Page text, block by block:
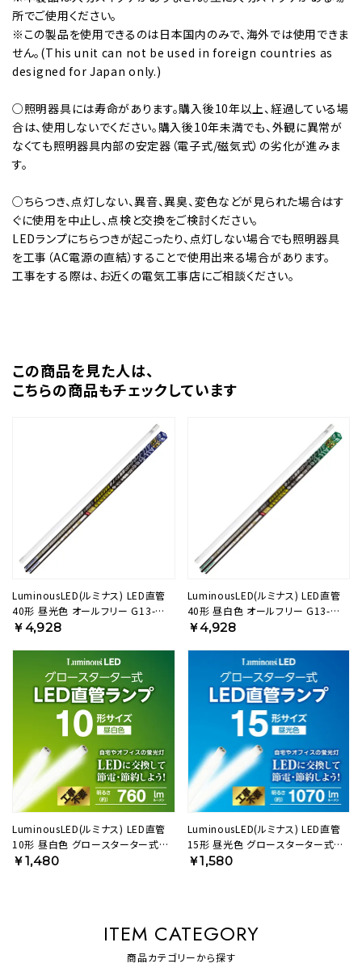
所でご使用ください。
※この製品を使用できるのは日本国内のみで、海外では使用できま
せん。(This unit can not be used in foreign countries as
designed for Japan only.)
○照明器具には寿命があります。購入後10年以上、経過している場
合は、使用しないでください。購入後10年未満でも、外観に異常が
なくても照明器具内部の安定器（電子式/磁気式）の劣化が進みま
す。
○ちらつき、点灯しない、異音、異臭、変色などが見られた場合はす
ぐに使用を中止し、点検と交換をご検討ください。
LEDランプにちらつきが起こったり、点灯しない場合でも照明器具
を工事（AC電源の直結）することで使用出来る場合があります。
工事をする際は、お近くの電気工事店にご相談ください。
この商品を⾒た⼈は、
こちらの商品もチェックしています
LuminousLED(ルミナス) LED直管
40形 昼光色 オールフリー G13-
ZX12SD 【SH】
￥4,928
LuminousLED(ルミナス) LED直管
40形 昼白色 オールフリー G13-
ZX12SN 【SH】
￥4,928
LuminousLED(ルミナス) LED直管
10形 昼白色 グロースターター式
G13-GL10N 【SH】
￥1,480
LuminousLED(ルミナス) LED直管
15形 昼光色 グロースターター式
G13-GL15D 【SH】
￥1,580
ITEM CATEGORY
商品カテゴリーから探す